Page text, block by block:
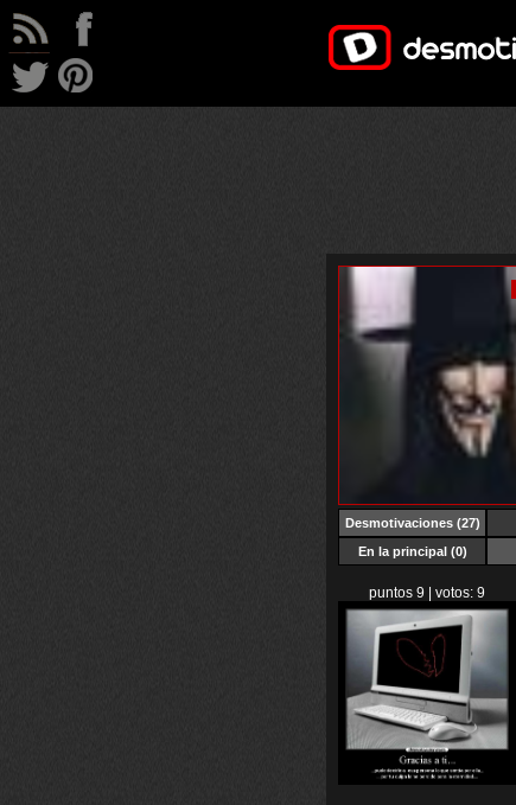
Desmotivaciones(27)
En la principal (0)
puntos 9 | votos: 9